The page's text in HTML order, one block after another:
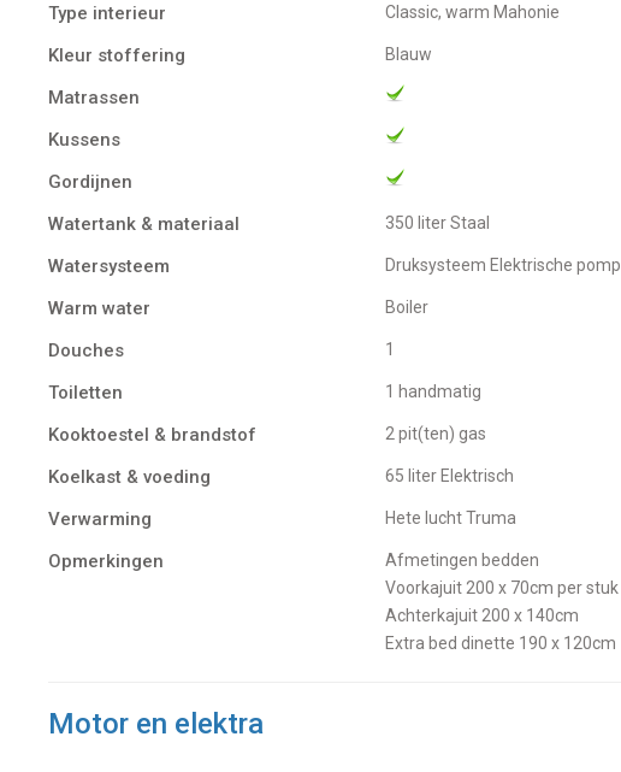
Type interieur Classic, warm Mahonie
Kleur stoffering Blauw
Matrassen
Kussens
Gordijnen
Watertank & materiaal
350 liter Staal
Watersysteem Druksysteem Elektrische pomp
Warm water Boiler
Douches 1
Toiletten 1 handmatig
Kooktoestel & brandstof 2 pit(ten) gas
Koelkast & voeding 65 liter Elektrisch
Verwarming Hete lucht Truma
Opmerkingen
Afmetingen bedden
Voorkajuit 200 x 70cm per stuk
Achterkajuit 200 x 140cm
Extra bed dinette 190 x 120cm
Motor en elektra